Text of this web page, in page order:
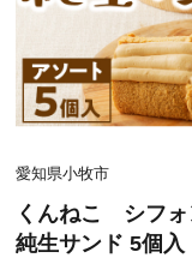
愛知県小牧市
くんねこ シフォ
純生サンド 5個入